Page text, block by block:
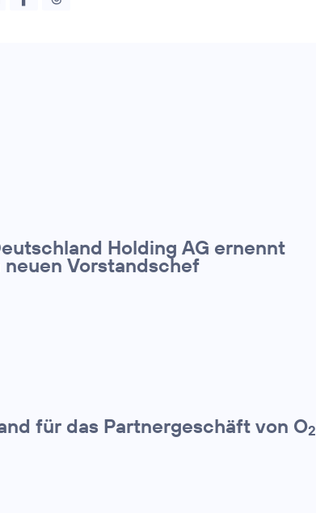
Holding AG ernennt
neuen Vorstandschef
für das Partnergeschäft von O2